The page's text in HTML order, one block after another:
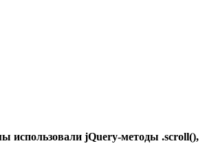
использовали jQuery-методы .scroll(),